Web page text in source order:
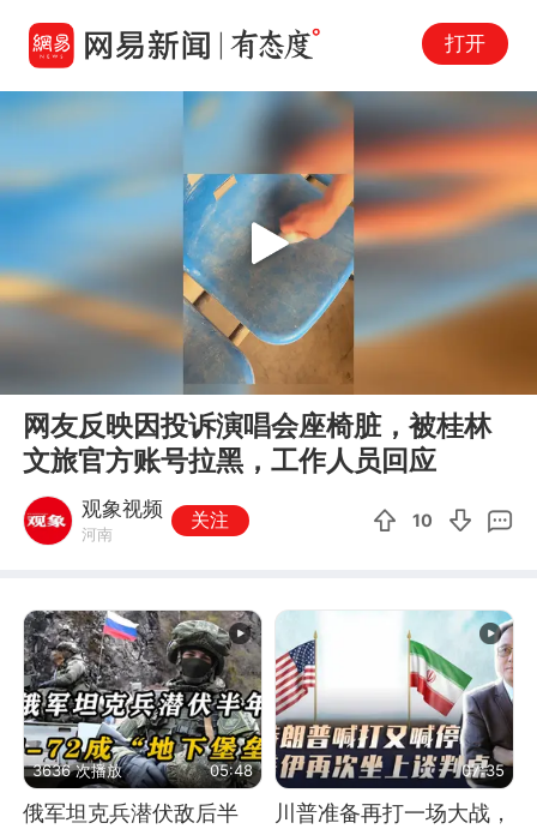
打开
Play
网友反映因投诉演唱会座椅脏，被桂林
文旅官方账号拉黑，工作人员回应
观象视频
河南
关注 10
3636 次播放 05:48
俄军坦克兵潜伏敌后半
07:35
川普准备再打一场大战，